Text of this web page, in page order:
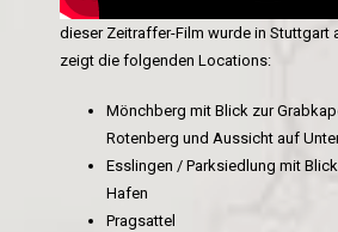
dieser Zeitraffer-Film wurde in Stuttgart
zeigt die folgenden Locations:
Mönchberg mit Blick zur
Rotenberg und Aussicht auf
Esslingen / Parksiedlung mit
Hafen
Pragsattel